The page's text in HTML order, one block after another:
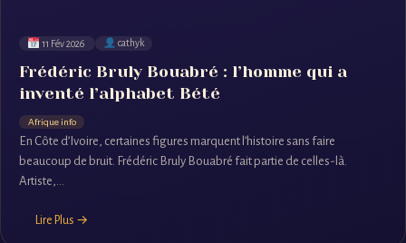
11 Fév 2026 cathyk
Frédéric Bruly Bouabré : l’homme qui a
inventé l’alphabet Bété
Afrique info
En Côte d’Ivoire, certaines figures marquent l’histoire sans faire
beaucoup de bruit. Frédéric Bruly Bouabré fait partie de celles-là.
Artiste,...
Lire Plus →